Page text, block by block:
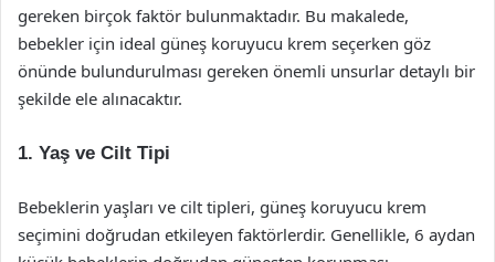
gereken birçok faktör bulunmaktadır. Bu makalede,
bebekler için ideal güneş koruyucu krem seçerken göz
önünde bulundurulması gereken önemli unsurlar detaylı bir
şekilde ele alınacaktır.
1. Yaş ve Cilt Tipi
Bebeklerin yaşları ve cilt tipleri, güneş koruyucu krem
seçimini doğrudan etkileyen faktörlerdir. Genellikle, 6 aydan